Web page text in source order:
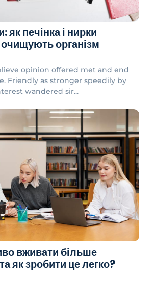
як печінка і нирки
організм
opinion offered met and end
Friendly as stronger speedily by
wandered sir...
вживати більше
як зробити це легко?